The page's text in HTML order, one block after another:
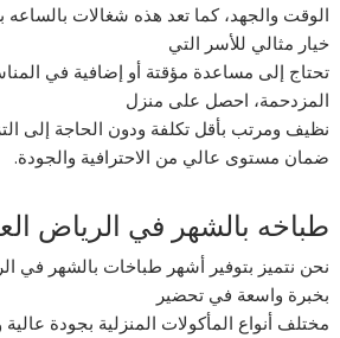
الوقت والجهد، كما تعد هذه شغالات بالساعه
خيار مثالي للأسر التي
تحتاج إلى مساعدة مؤقتة أو إضافية في
المزدحمة، احصل على منزل
نظيف ومرتب بأقل تكلفة ودون الحاجة إلى
ضمان مستوى عالي من الاحترافية والجودة.
طباخه بالشهر في الرياض
نحن نتميز بتوفير أشهر طباخات بالشهر في
بخبرة واسعة في تحضير
مختلف أنواع المأكولات المنزلية بجودة